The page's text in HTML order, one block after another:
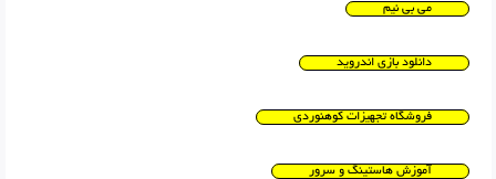
می بی نیم
دانلود بازی اندروید
فروشگاه تجهیزات کوهنوردی
آموزش هاستینگ و سرور